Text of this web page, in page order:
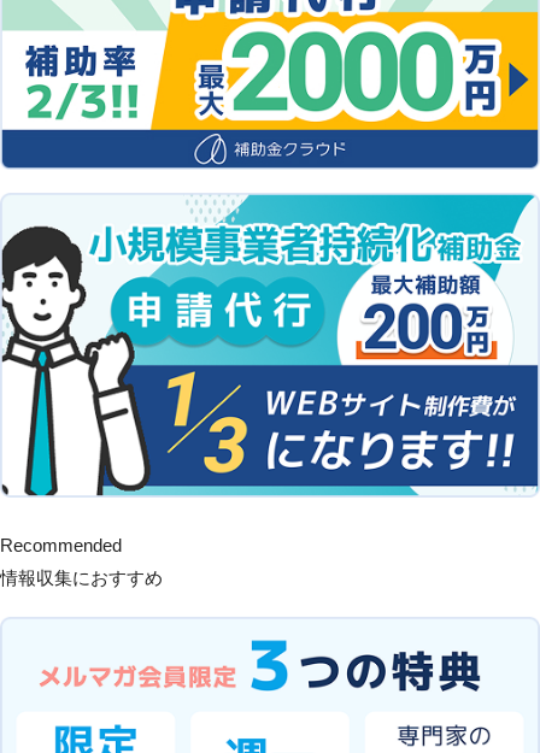
Recommended
情報収集におすすめ